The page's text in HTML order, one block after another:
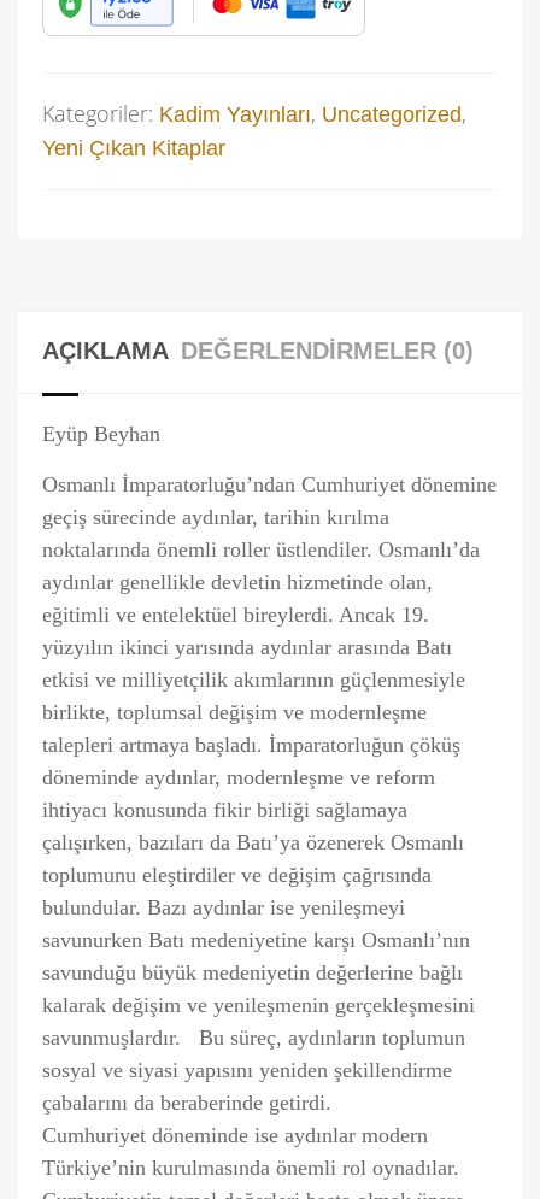
Kategoriler: Kadim Yayınları, Uncategorized,
Yeni Çıkan Kitaplar
AÇIKLAMA DEĞERLENDIRMELER (0)
Eyüp Beyhan
Osmanlı İmparatorluğu’ndan Cumhuriyet dönemine
geçiş sürecinde aydınlar, tarihin kırılma
noktalarında önemli roller üstlendiler. Osmanlı’da
aydınlar genellikle devletin hizmetinde olan,
eğitimli ve entelektüel bireylerdi. Ancak 19.
yüzyılın ikinci yarısında aydınlar arasında Batı
etkisi ve milliyetçilik akımlarının güçlenmesiyle
birlikte, toplumsal değişim ve modernleşme
talepleri artmaya başladı. İmparatorluğun çöküş
döneminde aydınlar, modernleşme ve reform
ihtiyacı konusunda fikir birliği sağlamaya
çalışırken, bazıları da Batı’ya özenerek Osmanlı
toplumunu eleştirdiler ve değişim çağrısında
bulundular. Bazı aydınlar ise yenileşmeyi
savunurken Batı medeniyetine karşı Osmanlı’nın
savunduğu büyük medeniyetin değerlerine bağlı
kalarak değişim ve yenileşmenin gerçekleşmesini
savunmuşlardır. Bu süreç, aydınların toplumun
sosyal ve siyasi yapısını yeniden şekillendirme
çabalarını da beraberinde getirdi.
Cumhuriyet döneminde ise aydınlar modern
Türkiye’nin kurulmasında önemli rol oynadılar.